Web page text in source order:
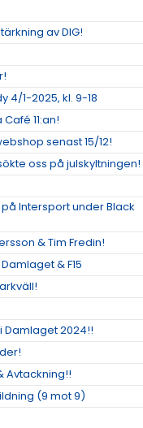
av DIG!
4/1-2025, kl. 9-18
11:an!
senast 15/12!
oss på julskyltningen!
Intersport under Black
& Tim Fredin!
& F15
Damlaget 2024!!
Avtackning!!
(9 mot 9)